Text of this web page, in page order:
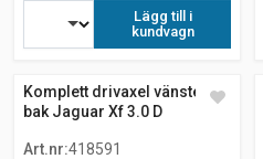
Lägg till i
kundvagn
Komplett drivaxel vänster
bak Jaguar Xf 3.0 D
Art.nr:418591